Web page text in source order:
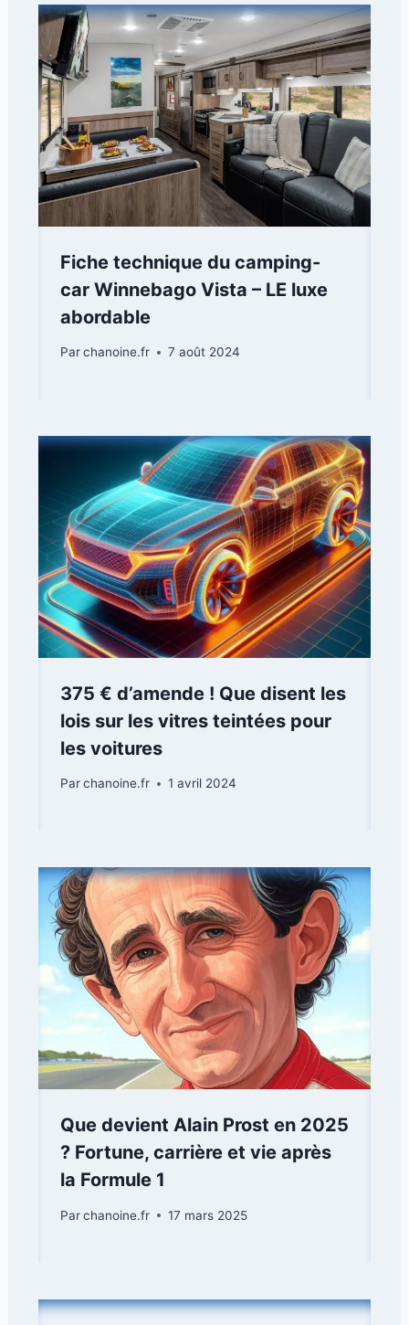
Fiche technique du camping-
car Winnebago Vista – LE luxe
abordable
Parchanoine.fr 7 août 2024
375 € d’amende ! Que disent les
lois sur les vitres teintées pour
les voitures
Parchanoine.fr 1 avril 2024
Que devient Alain Prost en 2025
? Fortune, carrière et vie après
la Formule 1
Parchanoine.fr 17 mars 2025